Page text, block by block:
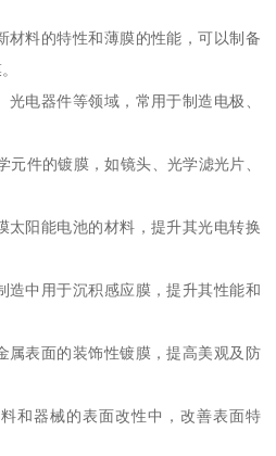
料的特性和薄膜的性能，可以制备
电器件等领域，常用于制造电极、
件的镀膜，如镜头、光学滤光片、
阳能电池的材料，提升其光电转换
中用于沉积感应膜，提升其性能和
表面的装饰性镀膜，提高美观及防
和器械的表面改性中，改善表面特